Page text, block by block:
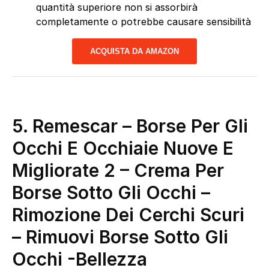
quantità superiore non si assorbirà
completamente o potrebbe causare sensibilità
ACQUISTA DA AMAZON
5. Remescar – Borse Per Gli
Occhi E Occhiaie Nuove E
Migliorate 2 – Crema Per
Borse Sotto Gli Occhi –
Rimozione Dei Cerchi Scuri
– Rimuovi Borse Sotto Gli
Occhi -Bellezza